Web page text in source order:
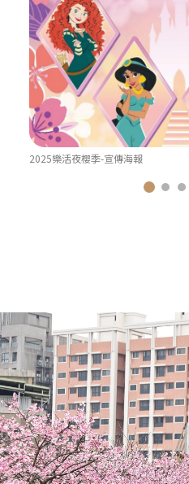
2025樂活夜櫻季-宣傳海報